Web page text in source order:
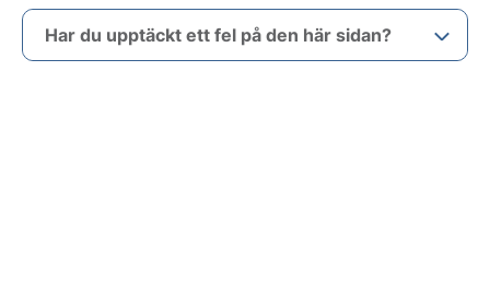
Har du upptäckt ett fel på den här sidan?